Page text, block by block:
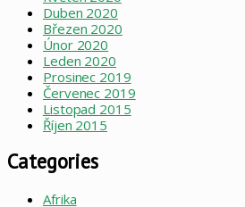
Duben 2020
Březen 2020
Únor 2020
Leden 2020
Prosinec 2019
Červenec 2019
Listopad 2015
Říjen 2015
Categories
Afrika